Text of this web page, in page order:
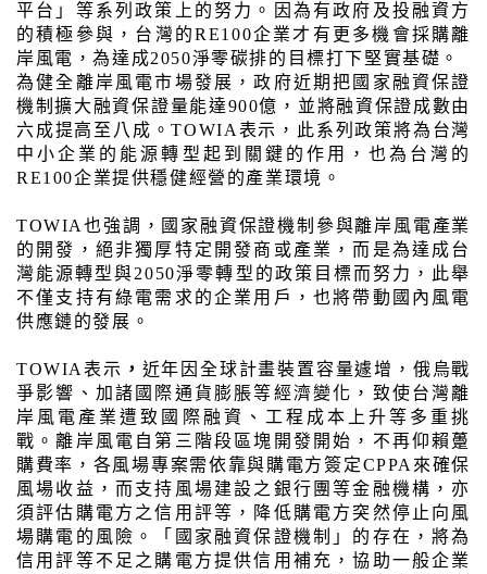
平台」等系列政策上的努力。因為有政府及投融資方
的積極參與，台灣的RE100企業才有更多機會採購離
岸風電，為達成2050淨零碳排的目標打下堅實基礎。
為健全離岸風電市場發展，政府近期把國家融資保證
機制擴大融資保證量能達900億，並將融資保證成數由
六成提高至八成。TOWIA表示，此系列政策將為台灣
中小企業的能源轉型起到關鍵的作用，也為台灣的
RE100企業提供穩健經營的產業環境。
TOWIA 也強調，國家融資保證機制參與離岸風電產業
的開發，絕非獨厚特定開發商或產業，而是為達成台
灣能源轉型與2050淨零轉型的政策目標而努力，此舉
不僅支持有綠電需求的企業用戶，也將帶動國內風電
供應鏈的發展。
TOWIA 表示 ， 近年因全球計畫裝置容量遽增，俄烏戰
爭影響、加諸國際通貨膨脹等經濟變化，致使台灣離
岸風電產業遭致國際融資、工程成本上升等多重挑
戰。離岸風電自第三階段區塊開發開始，不再仰賴躉
購費率，各風場專案需依靠與購電方簽定CPPA來確保
風場收益，而支持風場建設之銀行團等金融機構，亦
須評估購電方之信用評等，降低購電方突然停止向風
場購電的風險。「國家融資保證機制」的存在，將為
信用評等不足之購電方提供信用補充，協助一般企業